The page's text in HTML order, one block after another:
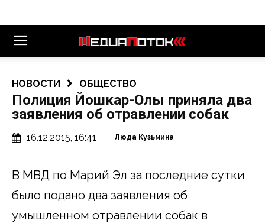
НОВОСТИ ОБЩЕСТВО
Полиция Йошкар-Олы приняла два
заявления об отравлении собак
16.12.2015, 16:41 Люда Кузьмина
В МВД по Марий Эл за последние сутки
было подано два заявления об
умышленном отравлении собак в